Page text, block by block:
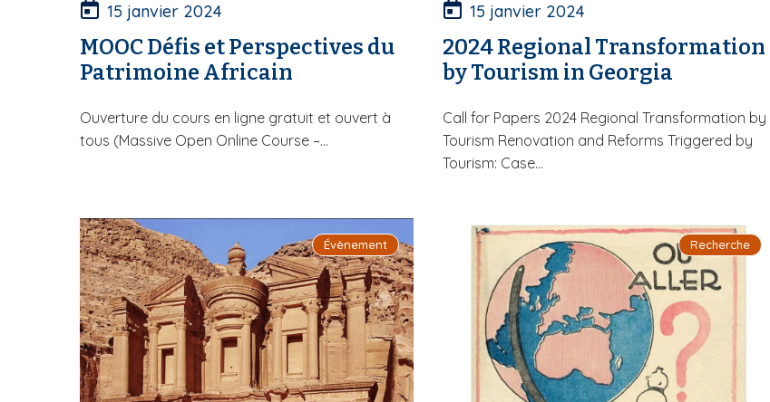
15 janvier 2024
MOOC Défis et Perspectives du
Patrimoine Africain
Ouverture du cours en ligne gratuit et ouvert à
tous (Massive Open Online Course –...
15 janvier 2024
2024 Regional Transformation
by Tourism in Georgia
Call for Papers 2024 Regional Transformation by
Tourism Renovation and Reforms Triggered by
Tourism: Case...
Évènement Recherche